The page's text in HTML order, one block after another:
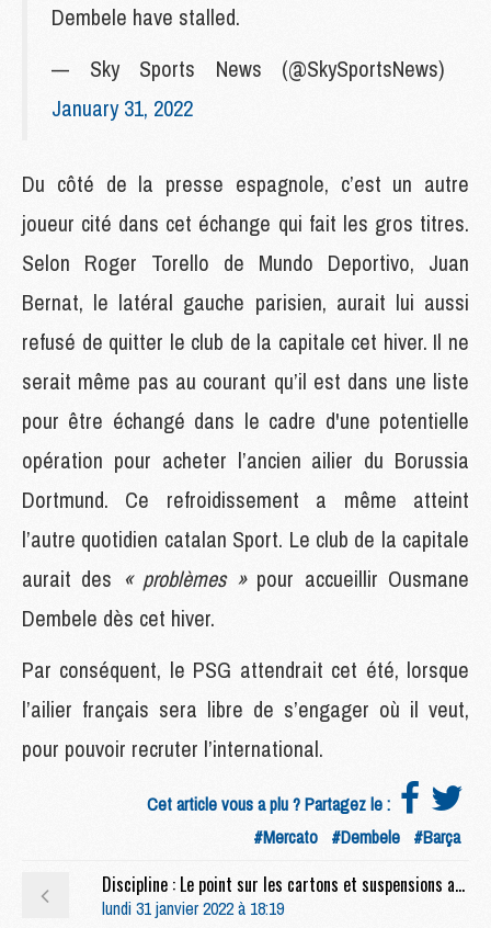
Dembele have stalled.
— Sky Sports News (@SkySportsNews)
January 31, 2022
Du côté de la presse espagnole, c’est un autre
joueur cité dans cet échange qui fait les gros titres.
Selon Roger Torello de Mundo Deportivo, Juan
Bernat, le latéral gauche parisien, aurait lui aussi
refusé de quitter le club de la capitale cet hiver. Il ne
serait même pas au courant qu’il est dans une liste
pour être échangé dans le cadre d'une potentielle
opération pour acheter l’ancien ailier du Borussia
Dortmund. Ce refroidissement a même atteint
l’autre quotidien catalan Sport. Le club de la capitale
aurait des « problèmes » pour accueillir Ousmane
Dembele dès cet hiver.
Par conséquent, le PSG attendrait cet été, lorsque
l’ailier français sera libre de s’engager où il veut,
pour pouvoir recruter l’international.
Cet article vous a plu ? Partagez le :
#Mercato #Dembele #Barça
Discipline : Le point sur les cartons et suspensions avant PSG/Nice
lundi 31 janvier 2022 à 18:19